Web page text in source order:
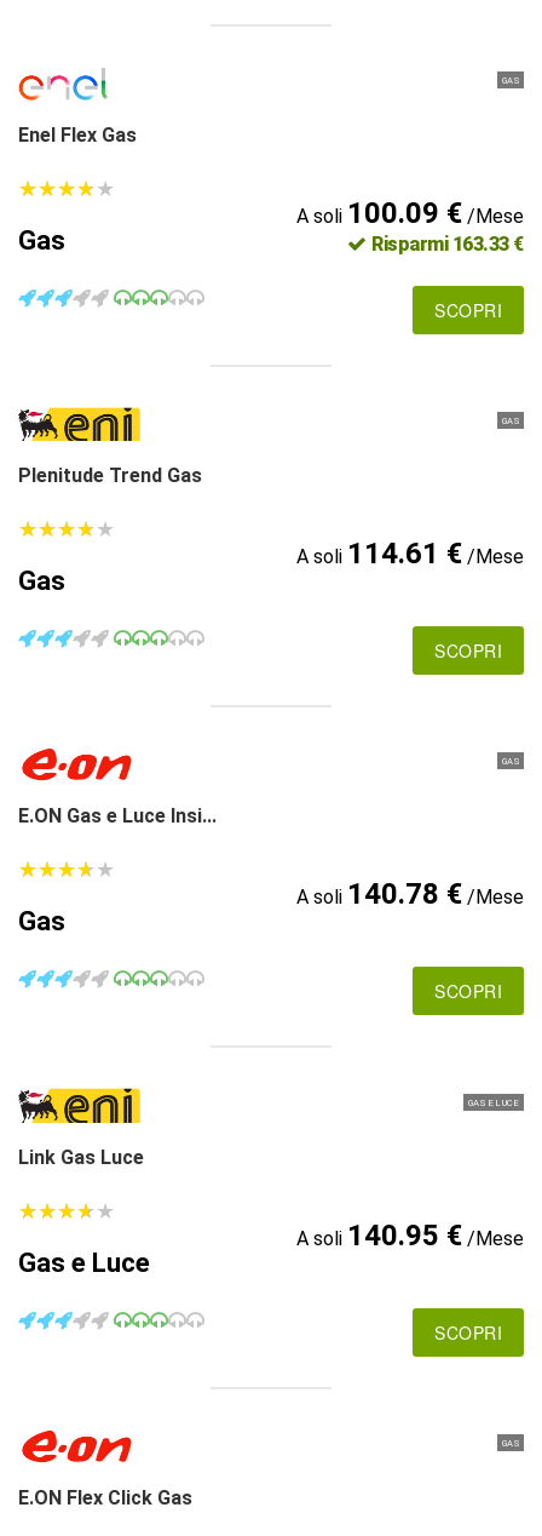
GAS
Enel Flex Gas
★★★★★
★★★★★
Gas
A soli 100.09 €/Mese
Risparmi 163.33 €
SCOPRI
GAS
Plenitude Trend Gas
★★★★★
★★★★★
Gas
A soli 114.61 €/Mese
SCOPRI
GAS
E.ON Gas e Luce Insi...
★★★★★
★★★★★
Gas
A soli 140.78 €/Mese
SCOPRI
GAS E LUCE
Link Gas Luce
★★★★★
★★★★★
Gas e Luce
A soli 140.95 €/Mese
SCOPRI
GAS
E.ON Flex Click Gas